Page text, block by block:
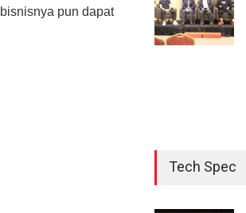
pun dapat
Tech Spec